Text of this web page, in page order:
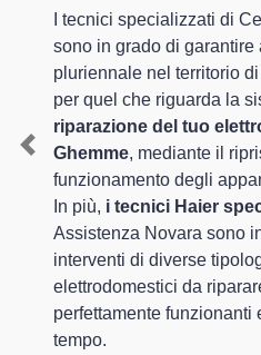
I tecnici specializzati di
sono in grado di
pluriennale nel territorio
per quel che riguarda la
riparazione del tuo
Ghemme, mediante il
funzionamento degli
In più, i tecnici Haier
Assistenza Novara sono
interventi di diverse
elettrodomestici da
perfettamente funzionanti
tempo.
Previous